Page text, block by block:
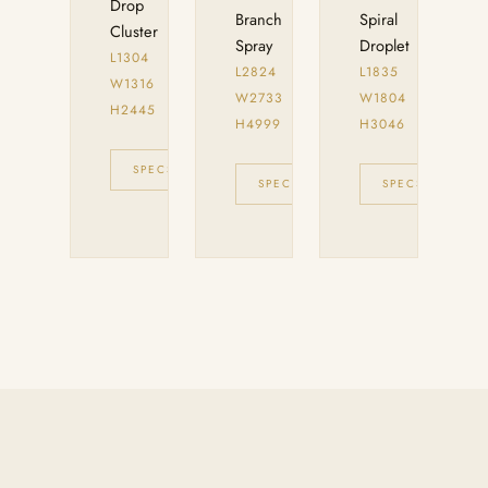
Drop
Cluster
L1304
W1316
H2445
SPECS CONSULTAR
Branch
Spray
L2824
W2733
H4999
SPECS CONSULTAR
Spiral
Droplet
L1835
W1804
H3046
SPECS